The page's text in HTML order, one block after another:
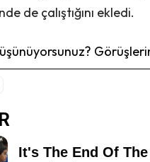
de çalıştığını ekledi.